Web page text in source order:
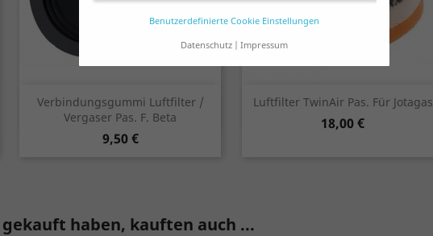
Benutzerdefinierte Cookie Einstellungen
Datenschutz
Impressum
Verbindungsgummi Luftfilter /
Vergaser Pas. F. Beta
Preis
9,50 €
Vorschau
rot schwarz
Luftfilter TwinAir Pas. Für Jotagas
Preis
18,00 €
Vorschau
haben, kauften auch ...